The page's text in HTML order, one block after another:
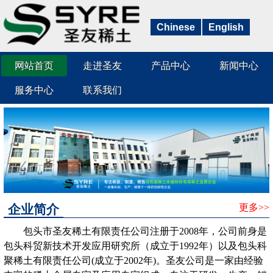
Chinese English
网站首页 走进圣友 产品中心 新闻中心
服务中心 联系我们
更多>>
企业简介
包头市圣友稀土有限责任公司注册于2008年，公司前身是
包头科贸新技术开发应用研究所（成立于1992年）以及包头科
聚稀土有限责任公司(成立于2002年)。圣友公司是一家由经验